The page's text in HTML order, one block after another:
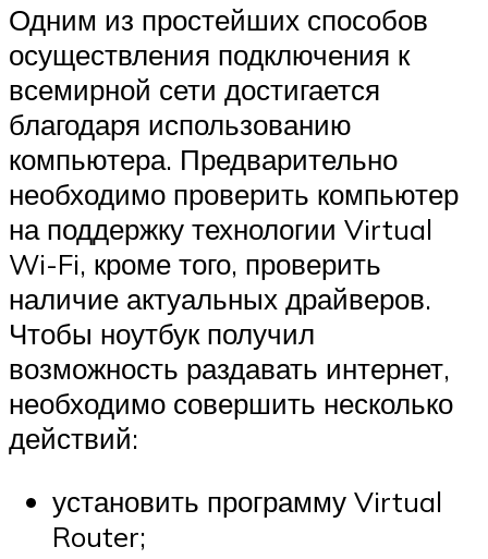
Одним из простейших способов
осуществления подключения к
всемирной сети достигается
благодаря использованию
компьютера. Предварительно
необходимо проверить компьютер
на поддержку технологии Virtual
Wi-Fi, кроме того, проверить
наличие актуальных драйверов.
Чтобы ноутбук получил
возможность раздавать интернет,
необходимо совершить несколько
действий:
установить программу Virtual
Router;